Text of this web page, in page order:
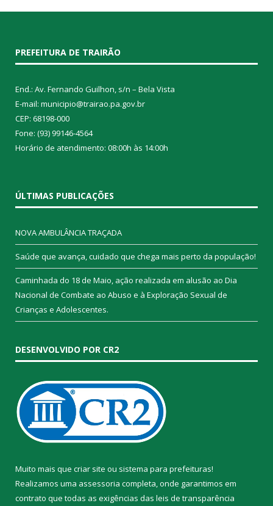
PREFEITURA DE TRAIRÃO
End.: Av. Fernando Guilhon, s/n – Bela Vista
E-mail: municipio@trairao.pa.gov.br
CEP: 68198-000
Fone: (93) 99146-4564
Horário de atendimento: 08:00h às 14:00h
ÚLTIMAS PUBLICAÇÕES
NOVA AMBULÂNCIA TRAÇADA
Saúde que avança, cuidado que chega mais perto da população!
Caminhada do 18 de Maio, ação realizada em alusão ao Dia
Nacional de Combate ao Abuso e à Exploração Sexual de
Crianças e Adolescentes.
DESENVOLVIDO POR CR2
Muito mais que criar site ou sistema para prefeituras!
Realizamos uma assessoria completa, onde garantimos em
contrato que todas as exigências das leis de transparência